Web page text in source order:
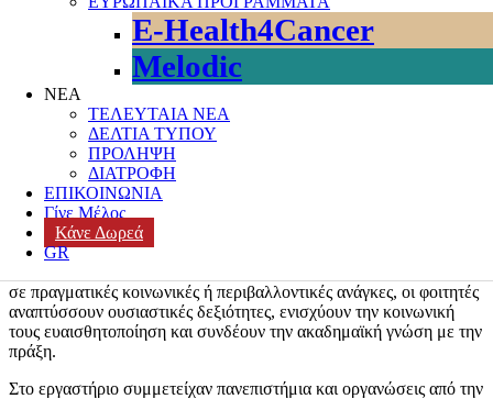
E-Health4Cancer
Melodic
ΝΕΑ
ΤΕΛΕΥΤΑΙΑ ΝΕΑ
ΔΕΛΤΙΑ ΤΥΠΟΥ
ΠΡΟΛΗΨΗ
ΔΙΑΤΡΟΦΗ
ΕΠΙΚΟΙΝΩΝΙΑ
Γίνε Μέλος
Κάνε Δωρεά
GR
Εκπαίδευση μέσω πράξης: Συμμετοχή στο
ευρωπαϊκό πρόγραμμα Service Learning 2.0: CoLab
Στο πλαίσιο του ευρωπαϊκού προγράμματος
CoLab – Erasmus+ Strategic Partnerships KA2, ΚΕ: 22707
οποίο συντονίζεται από τοΠανεπιστήμιο του Βουκουρεστίου
πραγματοποιήθηκε διαδικτυακό εργαστήριο και focus group με
οργανώσεις της κοινωνίας των πολιτών, με αντικείμενο τη
σύγχρονη εκπαιδευτική προσέγγιση του
Το Service-Learning, ή αλλιώς «μάθηση μέσω προσφοράς»,
αποτελεί μια σύγχρονη μορφή βιωματικής εκπαίδευσης που
συνδυάζει τη θεωρητική γνώση με την ενεργή συμμετοχή των
σε πραγματικές κοινωνικές ή περιβαλλοντικές ανάγκες, οι φοιτητές
αναπτύσσουν ουσιαστικές δεξιότητες, ενισχύουν την κοινωνική
τους ευαισθητοποίηση και συνδέουν την ακαδημαϊκή γνώση με την
πράξη.
Στο εργαστήριο συμμετείχαν πανεπιστήμια και οργανώσεις από την